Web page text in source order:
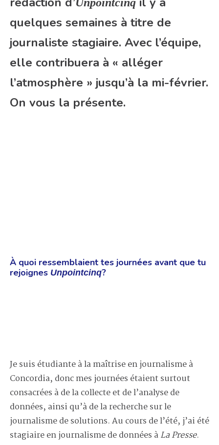
quelques semaines à titre de
journaliste stagiaire. Avec l’équipe,
elle contribuera à « alléger
l’atmosphère » jusqu’à la mi-février.
On vous la présente.
À quoi ressemblaient tes journées avant que tu
rejoignes Unpointcinq?
Je suis étudiante à la maîtrise en journalisme à
Concordia, donc mes journées étaient surtout
consacrées à de la collecte et de l’analyse de
données, ainsi qu’à de la recherche sur le
journalisme de solutions. Au cours de l’été, j’ai été
stagiaire en journalisme de données àLa Presse.